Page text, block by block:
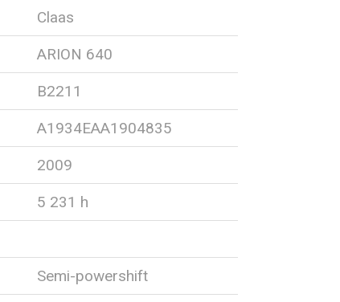
Claas
ARION 640
B2211
A1934EAA1904835
2009
5 231 h
Semi-powershift